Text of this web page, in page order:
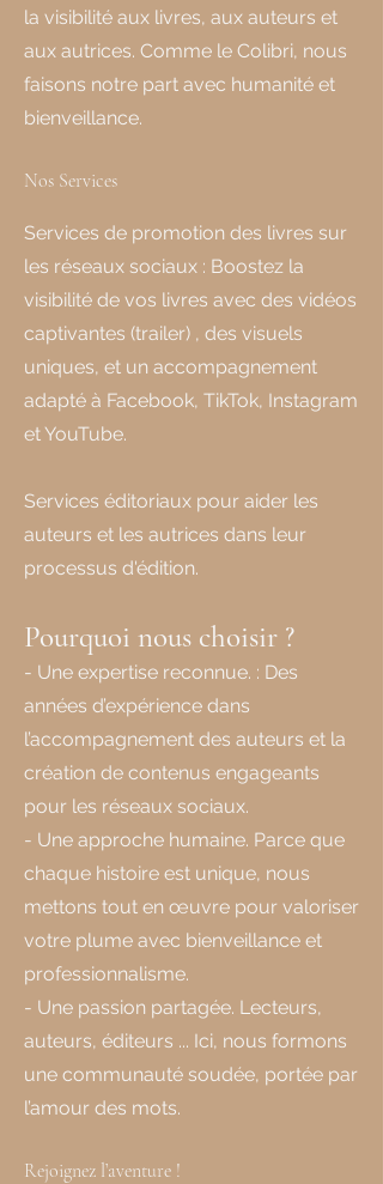
la visibilité aux livres, aux auteurs et
aux autrices. Comme le Colibri, nous
faisons notre part avec humanité et
bienveillance.
Nos Services
Services de promotion des livres sur
les réseaux sociaux : Boostez la
visibilité de vos livres avec des vidéos
captivantes (trailer) , des visuels
uniques, et un accompagnement
adapté à Facebook, TikTok, Instagram
et YouTube.
Services éditoriaux pour aider les
auteurs et les autrices dans leur
processus d'édition.
Pourquoi nous choisir ?
- Une expertise reconnue. : Des
années d’expérience dans
l’accompagnement des auteurs et la
création de contenus engageants
pour les réseaux sociaux.
- Une approche humaine. Parce que
chaque histoire est unique, nous
mettons tout en œuvre pour valoriser
votre plume avec bienveillance et
professionnalisme.
- Une passion partagée. Lecteurs,
auteurs, éditeurs ... Ici, nous formons
une communauté soudée, portée par
l’amour des mots.
Rejoignez l’aventure !